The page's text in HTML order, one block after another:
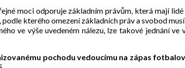
moci odporuje základním právům, která mají
kterého omezení základních práv a svobod
ve výše uvedeném nálezu, lze takové jednání
pochodu vedoucímu na zápas